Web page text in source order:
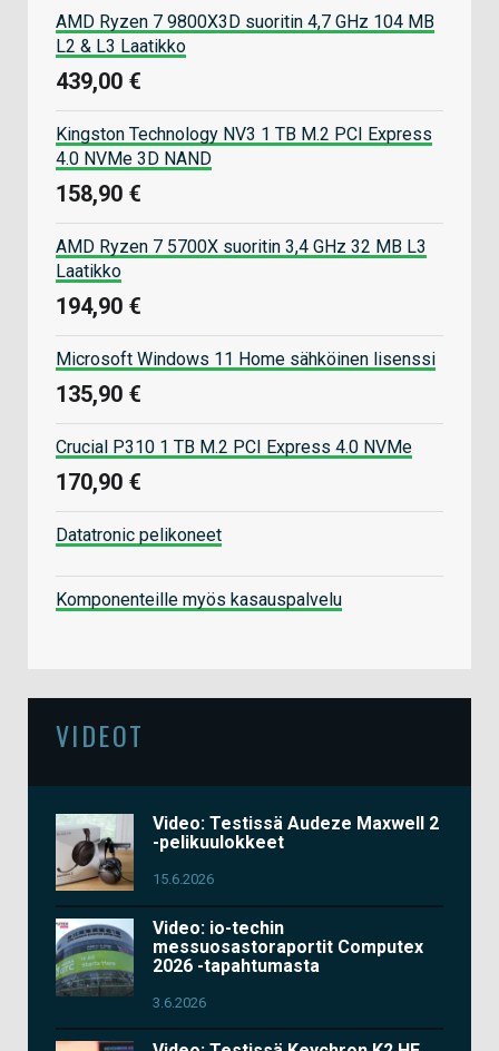
AMD Ryzen 7 9800X3D suoritin 4,7 GHz 104 MB
L2 & L3 Laatikko
439,00 €
Kingston Technology NV3 1 TB M.2 PCI Express
4.0 NVMe 3D NAND
158,90 €
AMD Ryzen 7 5700X suoritin 3,4 GHz 32 MB L3
Laatikko
194,90 €
Microsoft Windows 11 Home sähköinen lisenssi
135,90 €
Crucial P310 1 TB M.2 PCI Express 4.0 NVMe
170,90 €
Datatronic pelikoneet
Komponenteille myös kasauspalvelu
VIDEOT
Video: Testissä Audeze Maxwell 2
-pelikuulokkeet
15.6.2026
Video: io-techin
messuosastoraportit Computex
2026 -tapahtumasta
3.6.2026